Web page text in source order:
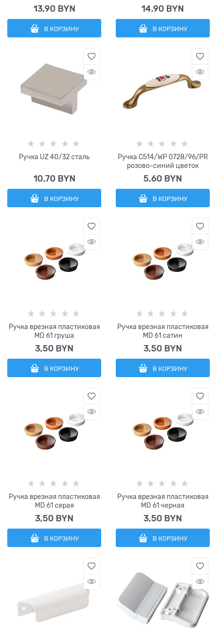
13,90 BYN
В КОРЗИНУ
14,90 BYN
В КОРЗИНУ
Ручка UZ 40/32 сталь
10,70 BYN
В КОРЗИНУ
Ручка C514/WP 0728/96/PR
розово-синий цветок
5,60 BYN
В КОРЗИНУ
Ручка врезная пластиковая
МD 61 груша
3,50 BYN
В КОРЗИНУ
Ручка врезная пластиковая
МD 61 сатин
3,50 BYN
В КОРЗИНУ
Ручка врезная пластиковая
МD 61 серая
3,50 BYN
В КОРЗИНУ
Ручка врезная пластиковая
МD 61 черная
3,50 BYN
В КОРЗИНУ